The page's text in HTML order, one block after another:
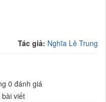
Tác giả: Nghĩa Lê Trung
0 đánh giá
viết